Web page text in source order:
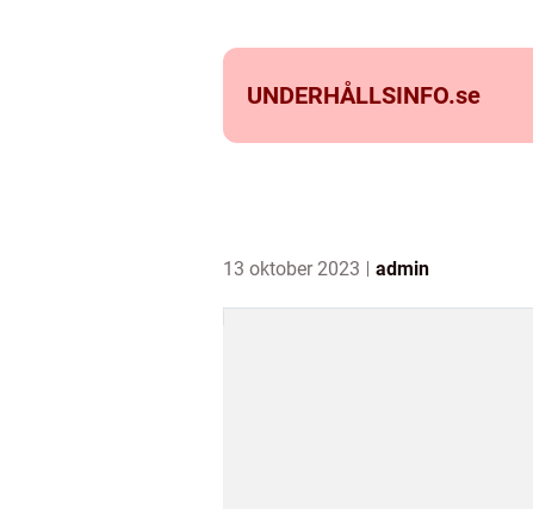
UNDERHÅLLSINFO.se
13 oktober 2023 admin